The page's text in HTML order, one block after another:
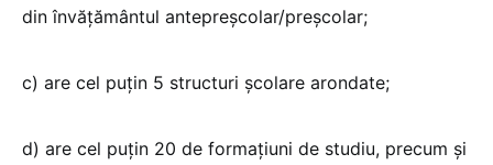
din învățământul antepreșcolar/preșcolar;
c) are cel puțin 5 structuri școlare arondate;
d) are cel puțin 20 de formațiuni de studiu, precum și